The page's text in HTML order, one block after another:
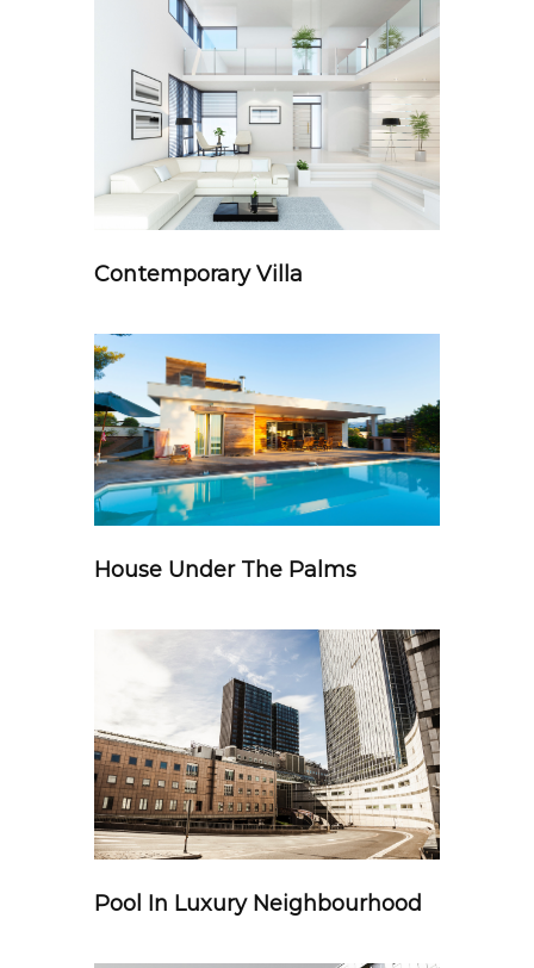
Contemporary Villa
House Under The Palms
Pool In Luxury Neighbourhood